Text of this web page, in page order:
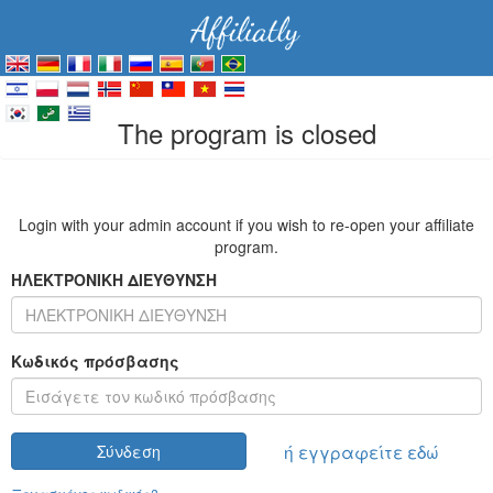
The program is closed
Login with your admin account if you wish to re-open your affiliate
program.
ΗΛΕΚΤΡΟΝΙΚΗ ΔΙΕΥΘΥΝΣΗ
Κωδικός πρόσβασης
Σύνδεση ή εγγραφείτε εδώ